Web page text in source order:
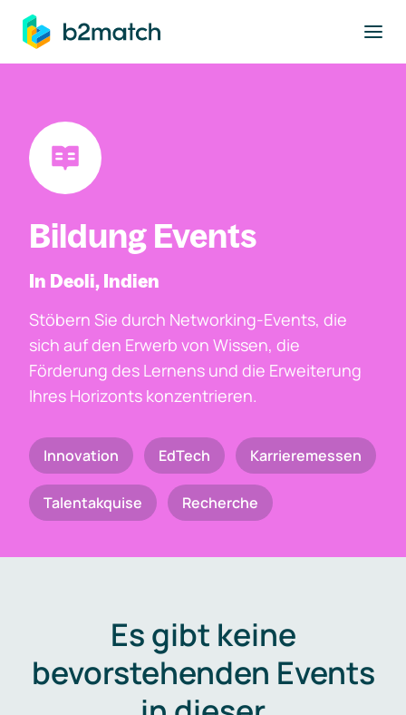
springen
Bildung Events
In Deoli, Indien
Stöbern Sie durch Networking-Events, die
sich auf den Erwerb von Wissen, die
Förderung des Lernens und die Erweiterung
Ihres Horizonts konzentrieren.
Innovation EdTech Karrieremessen
Talentakquise Recherche
Es gibt keine
bevorstehenden Events